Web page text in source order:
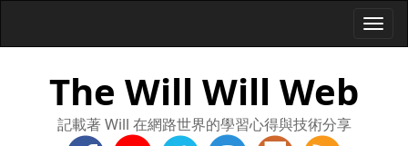
The Will Will Web
記載著 Will 在網路世界的學習心得與技術分享